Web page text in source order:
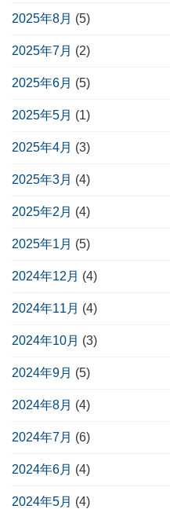
2025年8月 (5)
2025年7月 (2)
2025年6月 (5)
2025年5月 (1)
2025年4月 (3)
2025年3月 (4)
2025年2月 (4)
2025年1月 (5)
2024年12月 (4)
2024年11月 (4)
2024年10月 (3)
2024年9月 (5)
2024年8月 (4)
2024年7月 (6)
2024年6月 (4)
2024年5月 (4)